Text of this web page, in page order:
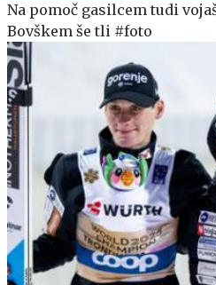
Na pomoč gasilcem tudi
Bovškem še tli #foto